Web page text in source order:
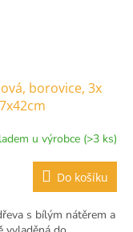
borovice, 3x
u výrobce (>3 ks)
Do košíku
s bílým nátěrem a